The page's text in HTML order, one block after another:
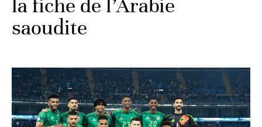
la fiche de l’Arabie
saoudite